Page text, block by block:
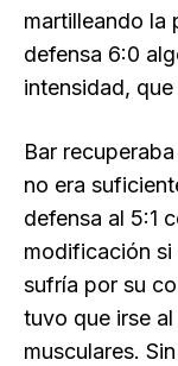
martilleando la
defensa 6:0
intensidad,
Bar
no era
defensa al 5:1
modificación
sufría por su
tuvo que irse
musculares.